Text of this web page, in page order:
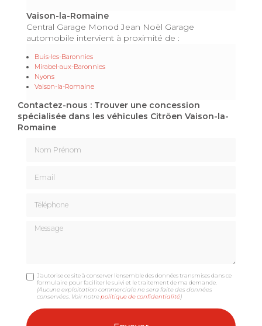
Vaison-la-Romaine
Central Garage Monod Jean Noël Garage
automobile intervient à proximité de :
Buis-les-Baronnies
Mirabel-aux-Baronnies
Nyons
Vaison-la-Romaine
Contactez-nous : Trouver une concession
spécialisée dans les véhicules Citröen Vaison-la-
Romaine
Message
J'autorise ce site à conserver l'ensemble des données transmises dans ce
formulaire pour faciliter le suivi et le traitement de ma demande.
(Aucune exploitation commerciale ne sera faite des données
conservées. Voir notrepolitique de confidentialité)